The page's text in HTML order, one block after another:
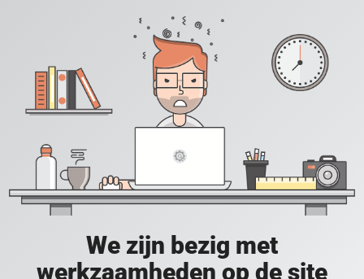
We zijn bezig met
werkzaamheden op de site